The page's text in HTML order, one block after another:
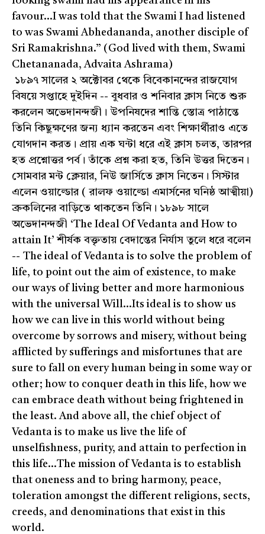
favour...I was told that the Swami I had listened
to was Swami Abhedananda, another disciple of
Sri Ramakrishna.” (God lived with them, Swami
Chetananada, Advaita Ashrama)
১৮৯৭ সালের ২ অক্টোবর থেকে বিবেকানন্দের রাজযোগ
বিষয়ে সপ্তাহে দুইদিন -- বুধবার ও শনিবার ক্লাস নিতে শুরু
করলেন অভেদানন্দজী। উপনিষদের শান্তি স্তোত্র পাঠান্তে
তিনি কিছুক্ষণের জন্য ধ্যান করতেন এবং শিক্ষার্থীরাও এতে
যোগদান করত। প্রায় এক ঘন্টা ধরে এই ক্লাস চলত, তারপর
হত প্রশ্নোত্তর পর্ব। তাঁকে প্রশ্ন করা হত, তিনি উত্তর দিতেন।
সোমবার মন্ট ক্লেয়ার, নিউ জার্সিতে ক্লাস নিতেন। সিস্টার
এলেন ওয়াল্ডোর ( রালফ ওয়াল্ডো এমার্সনের ঘনিষ্ঠ আত্মীয়া)
ব্রুকলিনের বাড়িতে থাকতেন তিনি। ১৮৯৮ সালে
অভেদানন্দজী ‘The Ideal Of Vedanta and How to
attain It’ শীর্ষক বক্তৃতায় বেদান্তের নির্যাস তুলে ধরে বলেন
-- The ideal of Vedanta is to solve the problem of
life, to point out the aim of existence, to make
our ways of living better and more harmonious
with the universal Will...Its ideal is to show us
how we can live in this world without being
overcome by sorrows and misery, without being
afflicted by sufferings and misfortunes that are
sure to fall on every human being in some way or
other; how to conquer death in this life, how we
can embrace death without being frightened in
the least. And above all, the chief object of
Vedanta is to make us live the life of
unselfishness, purity, and attain to perfection in
this life...The mission of Vedanta is to establish
that oneness and to bring harmony, peace,
toleration amongst the different religions, sects,
creeds, and denominations that exist in this
world.